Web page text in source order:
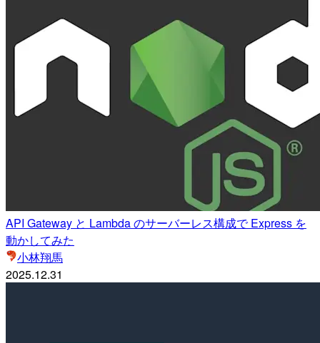
API Gateway と Lambda のサーバーレス構成で Express を
動かしてみた
小林翔馬
2025.12.31